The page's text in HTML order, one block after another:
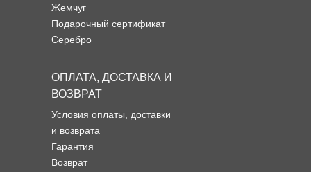
Условия оплаты, доставки
и возврата
Гарантия
Возврат
ОПЛАТА, ДОСТАВКА И
ВОЗВРАТ
Жемчуг
Подарочный сертификат
Серебро